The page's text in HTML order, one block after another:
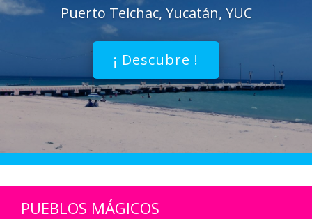
Puerto Telchac, Yucatán, YUC
¡ Descubre !
PUEBLOS MÁGICOS